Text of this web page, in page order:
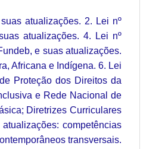
atualizações. 2. Lei nº
atualizações. 4. Lei nº
e suas atualizações.
Africana e Indígena. 6. Lei
Proteção dos Direitos da
e Rede Nacional de
Diretrizes Curriculares
competências
transversais.